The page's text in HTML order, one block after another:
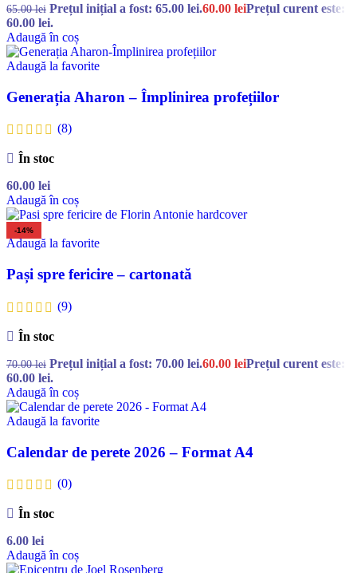
65.00lei Prețul inițial a fost: 65.00 lei.60.00 leiPrețul curent este:
60.00 lei.
Adaugă în coș
Adaugă la favorite
Generația Aharon – Împlinirea profețiilor
(8)
În stoc
60.00 lei
Adaugă în coș
-14%
Adaugă la favorite
Pași spre fericire – cartonată
(9)
În stoc
70.00lei Prețul inițial a fost: 70.00 lei.60.00 leiPrețul curent este:
60.00 lei.
Adaugă în coș
Adaugă la favorite
Calendar de perete 2026 – Format A4
(0)
În stoc
6.00 lei
Adaugă în coș